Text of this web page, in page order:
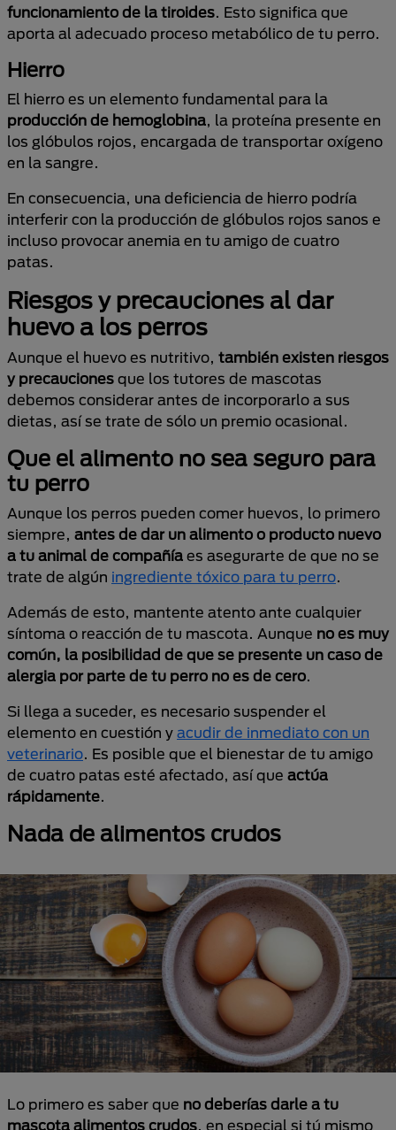
funcionamiento de la tiroides. Esto significa que
aporta al adecuado proceso metabólico de tu perro.
Hierro
El hierro es un elemento fundamental para la
producción de hemoglobina, la proteína presente en
los glóbulos rojos, encargada de transportar oxígeno
en la sangre.
En consecuencia, una deficiencia de hierro podría
interferir con la producción de glóbulos rojos sanos e
incluso provocar anemia en tu amigo de cuatro
patas.
Riesgos y precauciones al dar
huevo a los perros
Aunque el huevo es nutritivo, también existen riesgos
y precauciones que los tutores de mascotas
debemos considerar antes de incorporarlo a sus
dietas, así se trate de sólo un premio ocasional.
Que el alimento no sea seguro para
tu perro
Aunque los perros pueden comer huevos, lo primero
siempre, antes de dar un alimento o producto nuevo
a tu animal de compañía es asegurarte de que no se
trate de algún ingrediente tóxico para tu perro.
Además de esto, mantente atento ante cualquier
síntoma o reacción de tu mascota. Aunque no es muy
común, la posibilidad de que se presente un caso de
alergia por parte de tu perro no es de cero.
Si llega a suceder, es necesario suspender el
elemento en cuestión y acudir de inmediato con un
veterinario. Es posible que el bienestar de tu amigo
de cuatro patas esté afectado, así que actúa
rápidamente.
Nada de alimentos crudos
Lo primero es saber que no deberías darle a tu
mascota alimentos crudos, en especial si tú mismo